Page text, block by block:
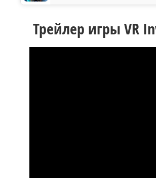
Трейлер игры VR